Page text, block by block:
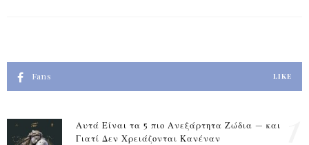
Fans LIKE
Αυτά Είναι τα 5 πιο Ανεξάρτητα Ζώδια — και
Γιατί Δεν Χρειάζονται Κανέναν